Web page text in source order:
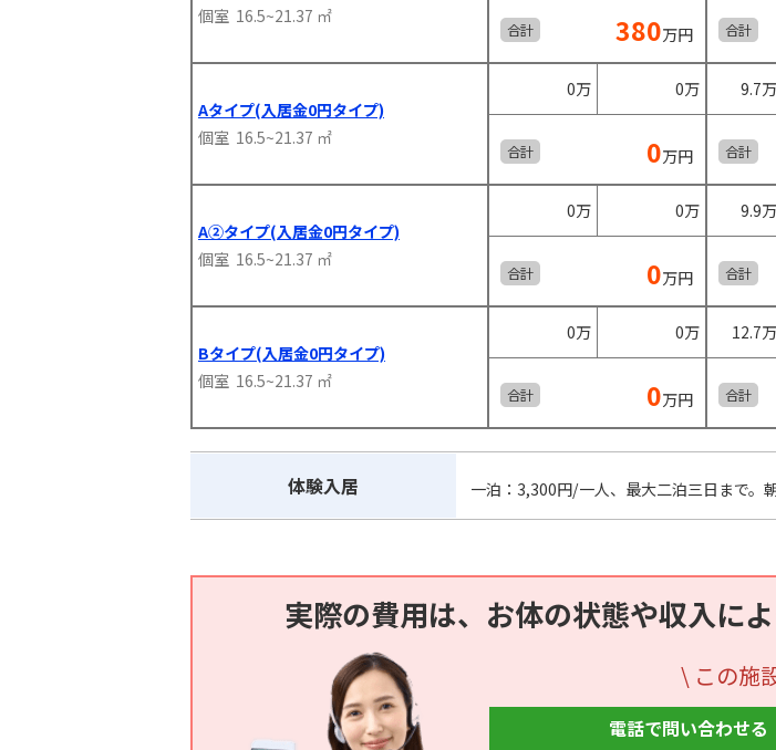
個室 16.5~21.37 ㎡
合計 380万円 合計
Aタイプ(入居金0円タイプ)
個室 16.5~21.37 ㎡
0万 0万 9.7万
合計 0万円 合計
A②タイプ(入居金0円タイプ)
個室 16.5~21.37 ㎡
0万 0万 9.9万
合計 0万円 合計
Bタイプ(入居金0円タイプ)
個室 16.5~21.37 ㎡
0万 0万 12.7万
合計 0万円 合計
体験入居 一泊：3,300円/一人、最大二泊三日まで。
実際の費用は、お体の状態や収入に
\ この施
電話で問い合わせる